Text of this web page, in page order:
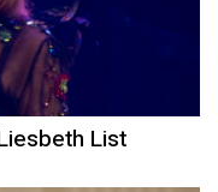
List